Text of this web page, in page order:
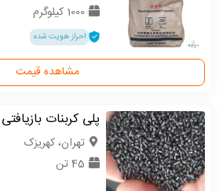
1000 کیلوگرم
احراز هویت شده
مشاهده قیمت
پلی کربنات بازیافتی
تهران، کهریزک
45 تن